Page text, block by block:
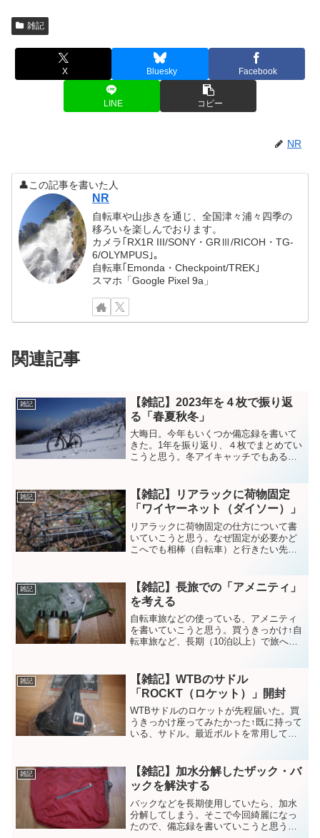
雑記
X Bluesky Facebook
LINE コピー
NR
👤この記事を書いた人
NR
自転車や山歩きを通じ、全国津々浦々四季の
移ろいを楽しんでおります。
カメラ｢RX1R III/SONY・GRⅢ/RICOH・TG-
6/OLYMPUS｣。
自転車｢Emonda・Checkpoint/TREK｣
スマホ「Google Pixel 9a」
関連記事
雑記
【雑記】2023年を４枚で振り返
る「春夏秋冬」
大晦日。今年もいくつか備忘録を書いて
きた。1年を振り返り、４枚でまとめてい
こうと思う。冬アイキャッチでもある、
ゼンやワカンを付けて、自転車担ぎ岩稜
帯を登攀していた(笑)...
雑記
【雑記】リアラックに荷物固定
「ワイヤーネット（ダイソー）」
リアラックに荷物固定の仕方について書
いていこうと思う。なぜ固定が必要かど
こへでも相棒（自転車）と行きたい先ず
が、俗に言う「パスハンティング」で
す。そこで自転車を押したり、担...
雑記
【雑記】長旅での「アメニティ」
を考える
自転車旅などの使っている、アメニティ
を書いていこうと思う。買うきっかけ↑自
転車旅など、長期（10泊以上）で旅へ行
んな中で、今回アメニティを取り上げ
た。アメニティと言えば...
雑記
【雑記】WTBのサドル
「ROCKT（ロケット）」開封
WTBサドルのロケットが先程届いた。買
うきっかけ座ってみたかった↑既に持って
いる、サドル。最近ボルトを常用してる
ｍｍ×265ｍｍ実重量：328ｇモデル：
SIL...
雑記
【雑記】加水分解したザック・バ
ックを解決する
バックなどを長期使用していたら、加水
分解してしまう。そこで今回綺麗になっ
たので、備忘録を書いていこうと思う。